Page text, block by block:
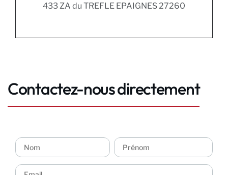
433 ZA du TREFLE EPAIGNES 27260
Contactez-nous directement